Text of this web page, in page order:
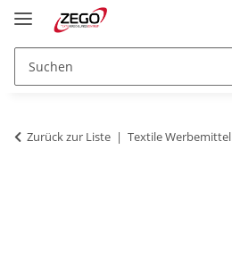
Zurück zur Liste Textile Werbemittel